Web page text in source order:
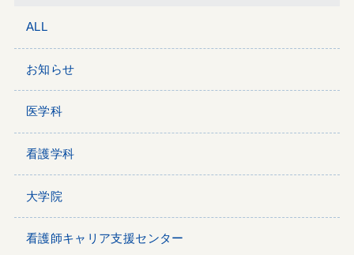
ALL
お知らせ
医学科
看護学科
大学院
看護師キャリア支援センター